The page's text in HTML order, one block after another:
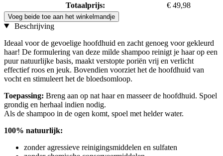
Totaalprijs:
€ 49,98
Voeg beide toe aan het winkelmandje
Beschrijving
Ideaal voor de gevoelige hoofdhuid en zacht genoeg voor gekleurd
haar! De formulering van deze milde shampoo reinigt je haar op een
puur natuurlijke basis, maakt verstopte poriën vrij en verlicht
effectief roos en jeuk. Bovendien voorziet het de hoofdhuid van
vocht en stimuleert het de bloedsomloop.
Toepassing: Breng aan op nat haar en masseer de hoofdhuid. Spoel
grondig en herhaal indien nodig.
Als de shampoo in de ogen komt, spoel met helder water.
100% natuurlijk:
zonder agressieve reinigingsmiddelen en sulfaten